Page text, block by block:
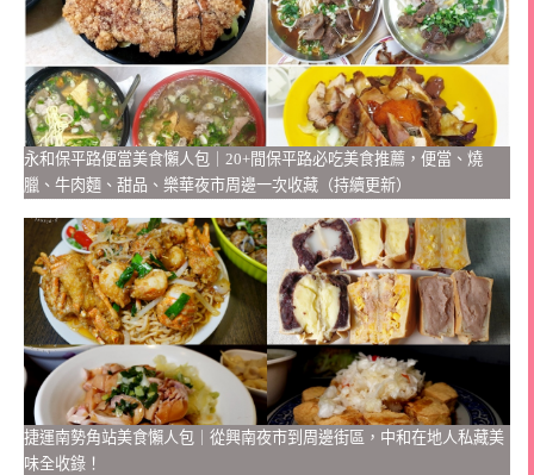
永和保平路便當美食懶人包｜20+間保平路必吃美食推薦，便當、燒
臘、牛肉麵、甜品、樂華夜市周邊一次收藏（持續更新）
捷運南勢角站美食懶人包｜從興南夜市到周邊街區，中和在地人私藏美
味全收錄！